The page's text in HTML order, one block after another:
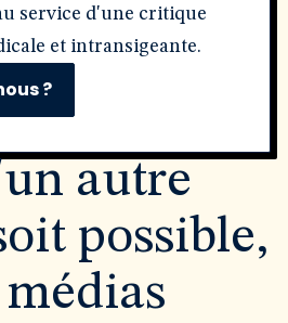
service d'une critique
et intransigeante.
?
autre
possible,